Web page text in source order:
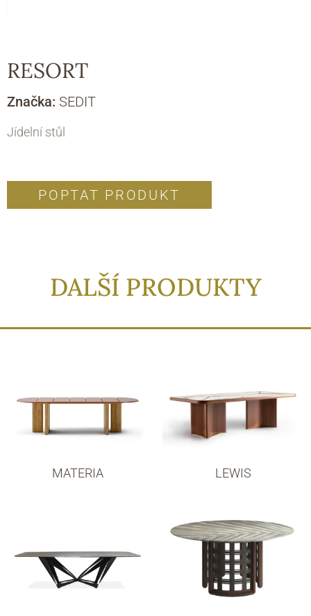
RESORT
Značka: SEDIT
Jídelní stůl
POPTAT PRODUKT
DALŠÍ PRODUKTY
MATERIA LEWIS